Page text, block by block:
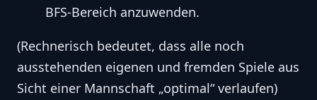
BFS-Bereich anzuwenden.
(Rechnerisch bedeutet, dass alle noch
ausstehenden eigenen und fremden Spiele aus
Sicht einer Mannschaft „optimal“ verlaufen)